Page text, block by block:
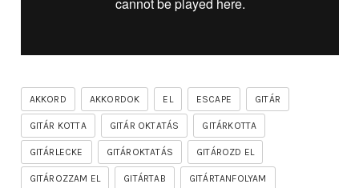
AKKORD AKKORDOK EL ESCAPE GITÁR
GITÁR KOTTA GITÁR OKTATÁS GITÁRKOTTA
GITÁRLECKE GITÁROKTATÁS GITÁROZD EL
GITÁROZZAM EL GITÁRTAB GITÁRTANFOLYAM